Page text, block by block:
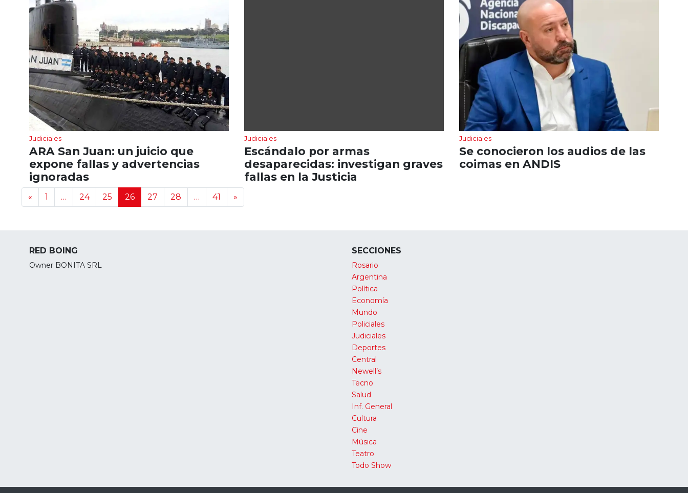
Judiciales
ARA San Juan: un juicio que
expone fallas y advertencias
ignoradas
Judiciales
Escándalo por armas
desaparecidas: investigan graves
fallas en la Justicia
Judiciales
Se conocieron los audios de las
coimas en ANDIS
Navegación de noticias
« 1 … 24 25 26 27 28 … 41 »
RED BOING
Owner BONITA SRL
SECCIONES
Rosario
Argentina
Política
Economía
Mundo
Policiales
Judiciales
Deportes
Central
Newell’s
Tecno
Salud
Inf. General
Cultura
Cine
Música
Teatro
Todo Show